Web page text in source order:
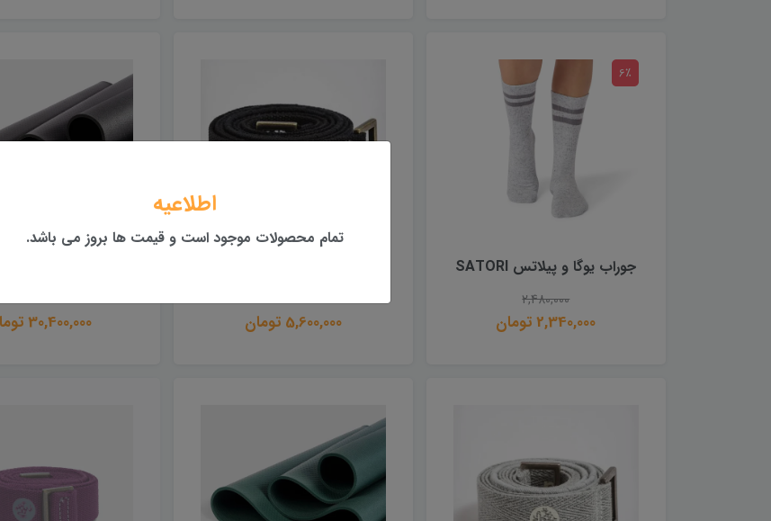
جوراب یوگا و پیلاتس SATORI
2,480,000
2,340,000 تومان
6٪
5,600,000 تومان 30,400,000 تومان
اطلاعیه
تمام محصولات موجود است و قیمت ها بروز می باشد.